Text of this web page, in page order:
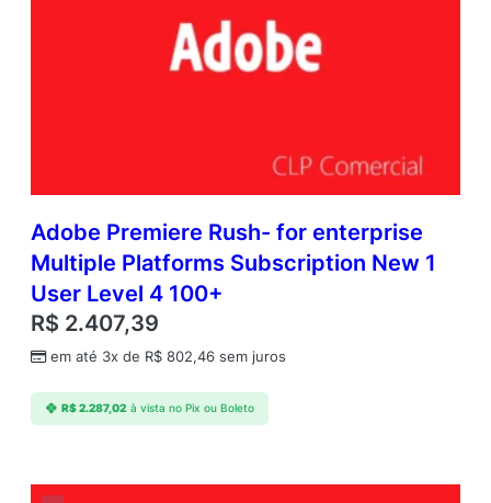
Adobe Premiere Rush- for enterprise
Multiple Platforms Subscription New 1
User Level 4 100+
R$ 2.407,39
em até 3x de R$ 802,46 sem juros
R$2.287,02 à vista no Pix ou Boleto